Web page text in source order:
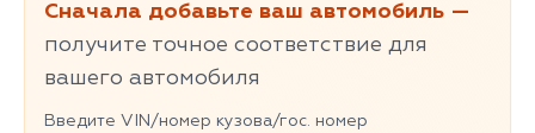
Сначала добавьте ваш автомобиль —
получите точное соответствие для
вашего автомобиля
Введите VIN/номер кузова/гос. номер